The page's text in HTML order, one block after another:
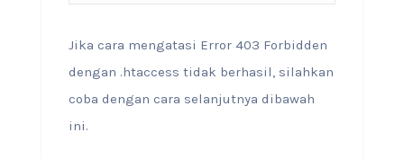
Jika cara mengatasi Error 403 Forbidden
dengan .htaccess tidak berhasil, silahkan
coba dengan cara selanjutnya dibawah
ini.